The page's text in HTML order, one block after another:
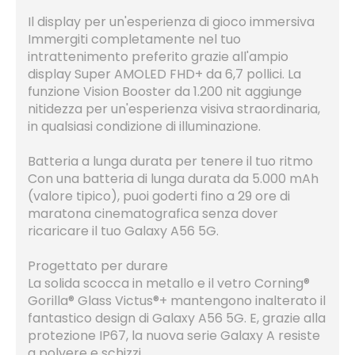
Il display per un'esperienza di gioco immersiva
Immergiti completamente nel tuo
intrattenimento preferito grazie all'ampio
display Super AMOLED FHD+ da 6,7 pollici. La
funzione Vision Booster da 1.200 nit aggiunge
nitidezza per un'esperienza visiva straordinaria,
in qualsiasi condizione di illuminazione.
Batteria a lunga durata per tenere il tuo ritmo
Con una batteria di lunga durata da 5.000 mAh
(valore tipico), puoi goderti fino a 29 ore di
maratona cinematografica senza dover
ricaricare il tuo Galaxy A56 5G.
Progettato per durare
La solida scocca in metallo e il vetro Corning®
Gorilla® Glass Victus®+ mantengono inalterato il
fantastico design di Galaxy A56 5G. E, grazie alla
protezione IP67, la nuova serie Galaxy A resiste